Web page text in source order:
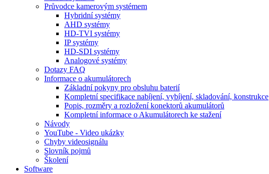
Průvodce kamerovým systémem
Hybridní systémy
AHD systémy
HD-TVI systémy
IP systémy
HD-SDI systémy
Analogové systémy
Dotazy FAQ
Informace o akumulátorech
Základní pokyny pro obsluhu baterií
Kompletní specifikace nabíjení, vybíjení, skladování, konstrukce
Popis, rozměry a rozložení konektorů akumulátorů
Kompletní informace o Akumulátorech ke stažení
Návody
YouTube - Video ukázky
Chyby videosignálu
Slovník pojmů
Školení
Software